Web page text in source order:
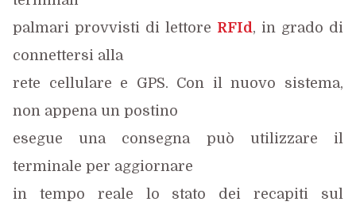
palmari provvisti di lettore RFId, in grado di
connettersi alla
rete cellulare e GPS. Con il nuovo sistema,
non appena un postino
esegue una consegna può utilizzare il
terminale per aggiornare
in tempo reale lo stato dei recapiti sul